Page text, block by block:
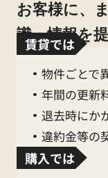
2026.05.01
。+ GW
平素は格別の
誠に勝手ながら
為
お客様に、
識・情報を
賃貸では
物件ごとで
年間の更新
退去時にか
違約金等の
購入では